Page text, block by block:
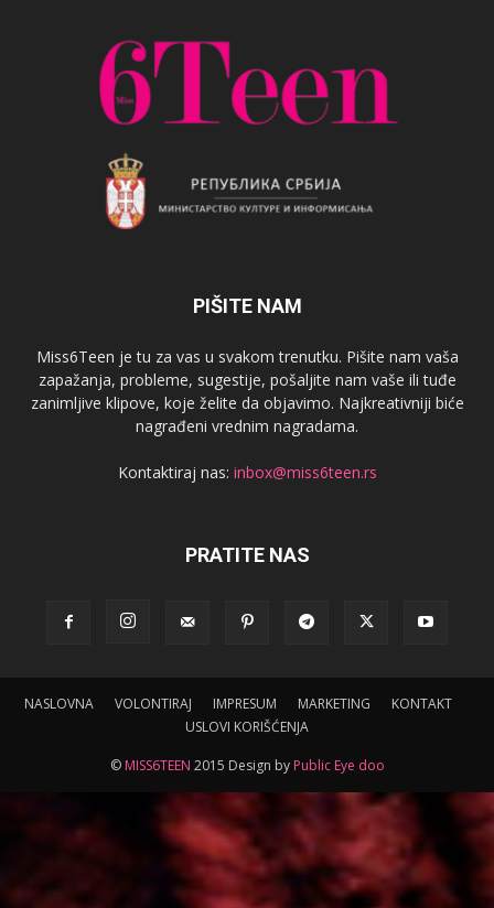
PIŠITE NAM
Miss6Teen je tu za vas u svakom trenutku. Pišite nam vaša
zapažanja, probleme, sugestije, pošaljite nam vaše ili tuđe
zanimljive klipove, koje želite da objavimo. Najkreativniji biće
nagrađeni vrednim nagradama.
Kontaktiraj nas: inbox@miss6teen.rs
PRATITE NAS
NASLOVNA VOLONTIRAJ IMPRESUM MARKETING
KONTAKT
USLOVI KORIŠĆENJA
© MISS6TEEN 2015 Design by Public Eye doo